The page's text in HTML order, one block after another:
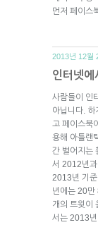
먼저 페이스
2013년 12월
인터넷에
사람들이 인
아닙니다.
고 페이스북
용해 아틀랜
간 벌어지는
서 2012년
2013년 기
년에는 20
개의 트윗이
서는 2013년